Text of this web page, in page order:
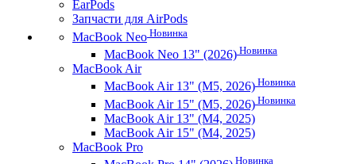
EarPods
Запчасти для AirPods
MacBook Neo Новинка
MacBook Neo 13" (2026) Новинка
MacBook Air
MacBook Air 13" (M5, 2026) Новинка
MacBook Air 15" (M5, 2026) Новинка
MacBook Air 13" (M4, 2025)
MacBook Air 15" (M4, 2025)
MacBook Pro
Новинка